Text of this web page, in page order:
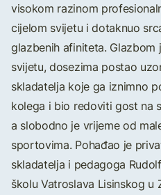
visokom razinom
cijelom svijetu i dotaknuo
glazbenih afiniteta.
svijetu, dosezima postao
skladatelja koje ga iznimno
kolega i bio redoviti gost na
a slobodno je vrijeme od
sportovima. Pohađao je
skladatelja i pedagoga
školu Vatroslava Lisinskog u